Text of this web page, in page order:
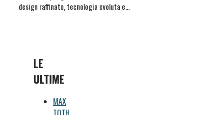
design raffinato, tecnologia evoluta e…
LE
ULTIME
MAX